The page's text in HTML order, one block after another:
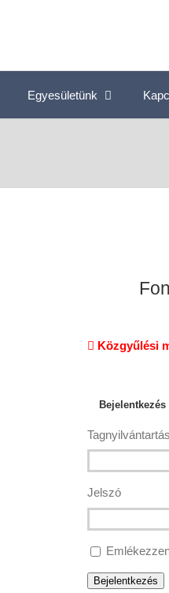
Egyesületünk
Közgyűlési
Bejelentkezés
Jelszó
Bejelentkezés